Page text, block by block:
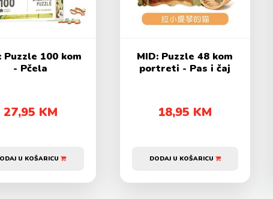
Puzzle 100 kom
- Pčela
27,95 KM
U KOŠARICU
MID: Puzzle 48 kom
portreti - Pas i čaj
18,95 KM
DODAJ U KOŠARICU